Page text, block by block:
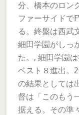
分、橋本のロン
ファーサイドで
る。終盤は西武
細田学園がしっ
た。, 細田学園
ベスト８進出。
の結果としては
督は「このもう
据える。その準